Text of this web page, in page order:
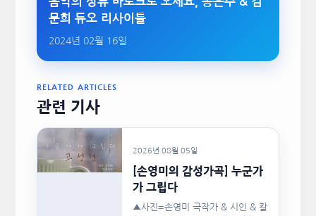
문희 듀오 리사이틀
2024년 02월 16일
RELATED ARTICLES
관련 기사
2026년 08월 05일
[손영미의 감성가곡] 누군가
가 그립다
▲사진=손영미 극작가 & 시인 & 칼